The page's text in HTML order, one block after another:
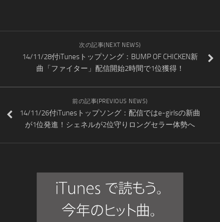
次の記事(NEXT NEWS)
14/11/28付iTunesトップソング：BUMP OF CHICKEN新
曲「ファイター」配信開始2時間で1位獲得！
前の記事(PREVIOUS NEWS)
14/11/26付iTunesトップソング：配信ではe-girlsの新曲
が1位発進！シェネルが2位守りロングセラー体勢へ